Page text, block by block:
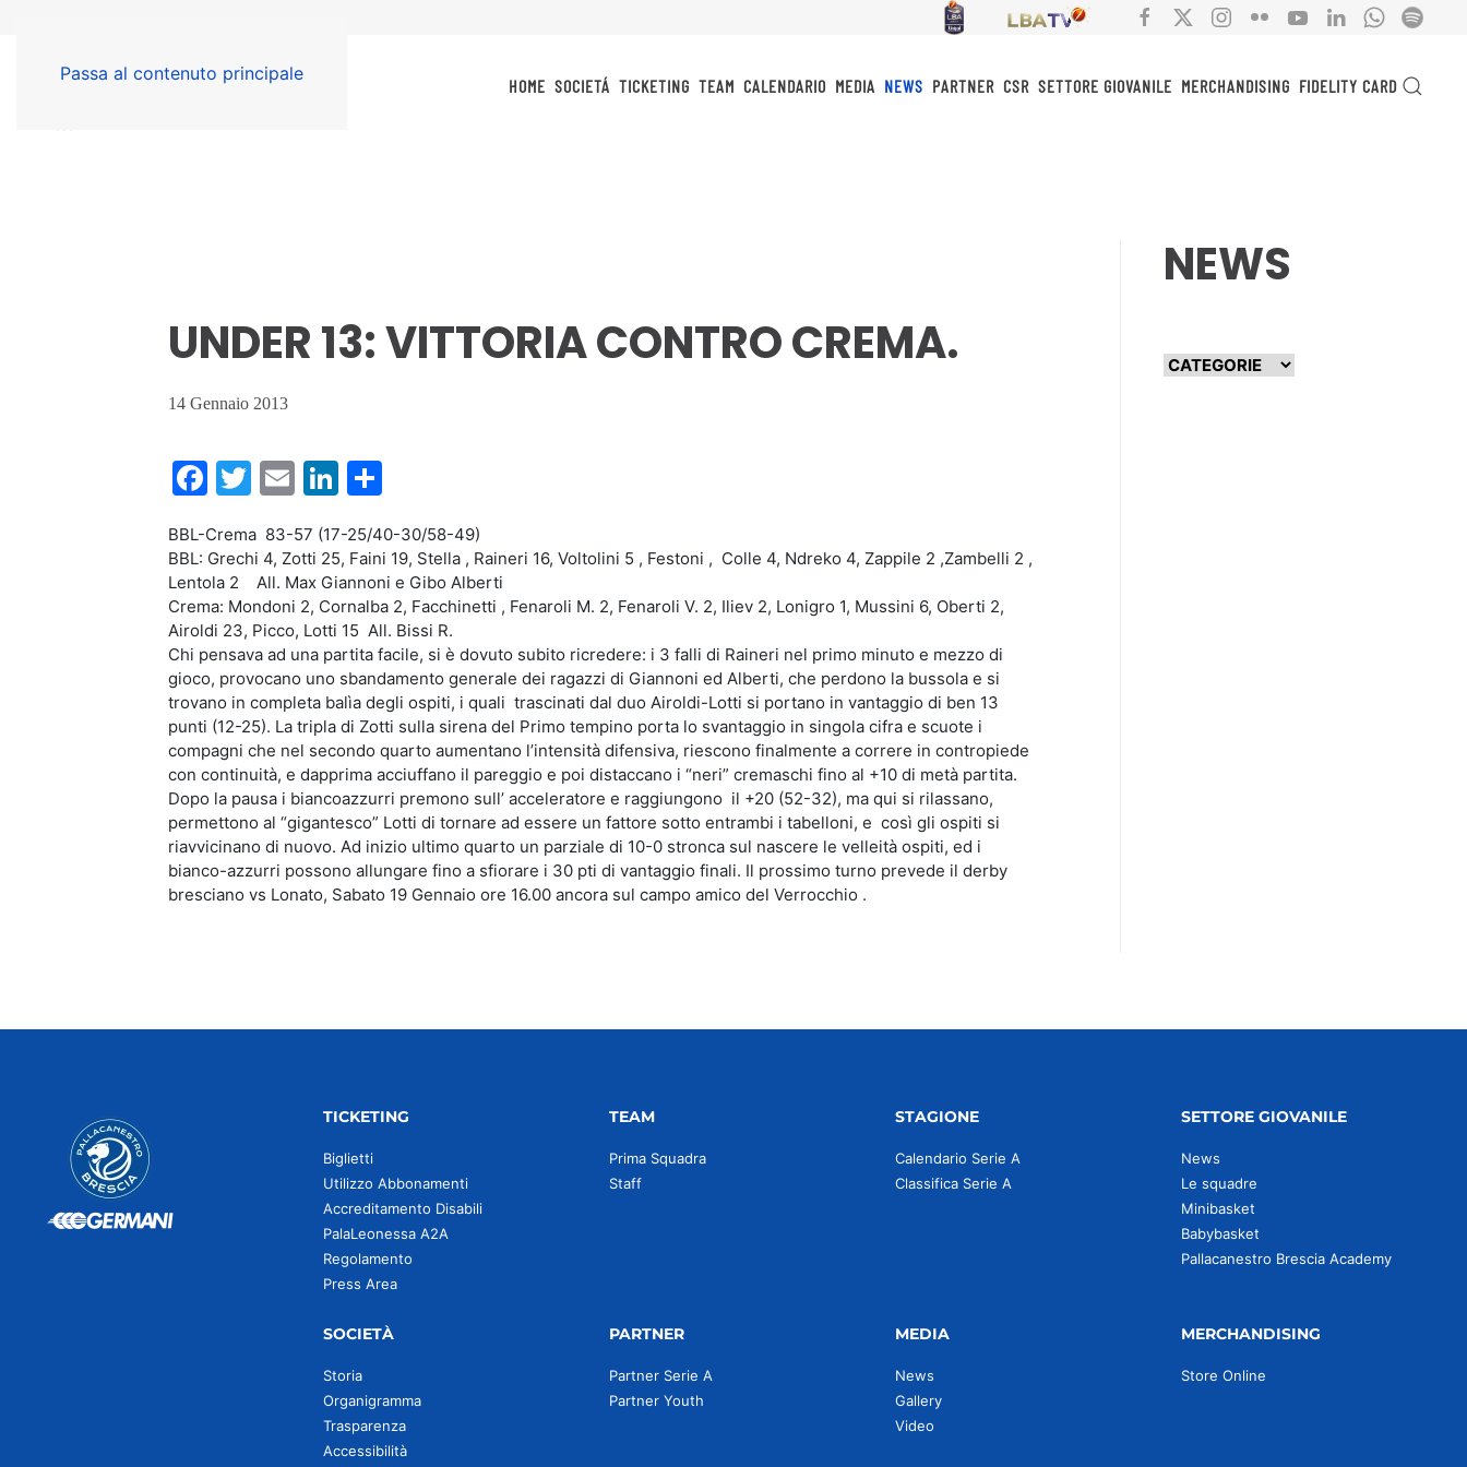
Passa al contenuto principale
HOME SOCIETÁ TICKETING TEAM CALENDARIO MEDIA NEWS PARTNER CSR SETTORE GIOVANILE MERCHANDISING FIDELITY CARD
UNDER 13: VITTORIA CONTRO CREMA.
14 Gennaio 2013
Facebook
Twitter
EmailLinkedIn
BBL-Crema 83-57 (17-25/40-30/58-49)
BBL: Grechi 4, Zotti 25, Faini 19, Stella , Raineri 16, Voltolini 5 , Festoni , Colle 4, Ndreko 4, Zappile 2 ,Zambelli 2 ,
Lentola 2 All. Max Giannoni e Gibo Alberti
Crema: Mondoni 2, Cornalba 2, Facchinetti , Fenaroli M. 2, Fenaroli V. 2, Iliev 2, Lonigro 1, Mussini 6, Oberti 2,
Airoldi 23, Picco, Lotti 15 All. Bissi R.
Chi pensava ad una partita facile, si è dovuto subito ricredere: i 3 falli di Raineri nel primo minuto e mezzo di
gioco, provocano uno sbandamento generale dei ragazzi di Giannoni ed Alberti, che perdono la bussola e si
trovano in completa balìa degli ospiti, i quali trascinati dal duo Airoldi-Lotti si portano in vantaggio di ben 13
punti (12-25). La tripla di Zotti sulla sirena del Primo tempino porta lo svantaggio in singola cifra e scuote i
compagni che nel secondo quarto aumentano l’intensità difensiva, riescono finalmente a correre in contropiede
con continuità, e dapprima acciuffano il pareggio e poi distaccano i “neri” cremaschi fino al +10 di metà partita.
Dopo la pausa i biancoazzurri premono sull’ acceleratore e raggiungono il +20 (52-32), ma qui si rilassano,
permettono al “gigantesco” Lotti di tornare ad essere un fattore sotto entrambi i tabelloni, e così gli ospiti si
riavvicinano di nuovo. Ad inizio ultimo quarto un parziale di 10-0 stronca sul nascere le velleità ospiti, ed i
bianco-azzurri possono allungare fino a sfiorare i 30 pti di vantaggio finali. Il prossimo turno prevede il derby
bresciano vs Lonato, Sabato 19 Gennaio ore 16.00 ancora sul campo amico del Verrocchio .
NEWS
TICKETING
Biglietti
Utilizzo Abbonamenti
Accreditamento Disabili
PalaLeonessa A2A
Regolamento
Press Area
TEAM
Prima Squadra
Staff
STAGIONE
Calendario Serie A
Classifica Serie A
SETTORE GIOVANILE
News
Le squadre
Minibasket
Babybasket
Pallacanestro Brescia Academy
SOCIETÀ
Storia
Organigramma
Trasparenza
Accessibilità
PARTNER
Partner Serie A
Partner Youth
MEDIA
News
Gallery
Video
MERCHANDISING
Store Online